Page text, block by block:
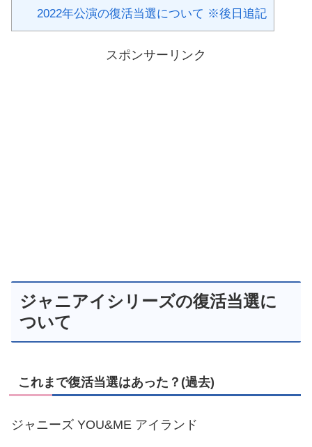
2022年公演の復活当選について ※後日追記
スポンサーリンク
ジャニアイシリーズの復活当選に
ついて
これまで復活当選はあった？(過去)
ジャニーズ YOU&ME アイランド